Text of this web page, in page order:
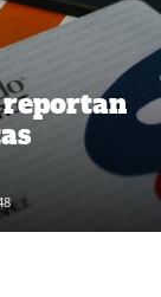
reportan